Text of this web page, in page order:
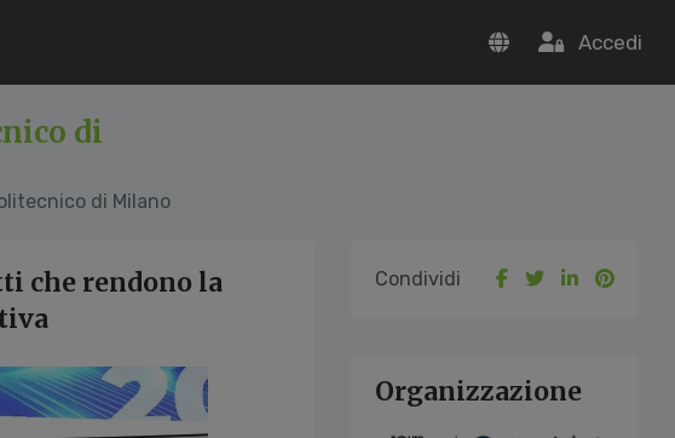
Accedi
di
di Milano
che rendono la
Condividi
Organizzazione